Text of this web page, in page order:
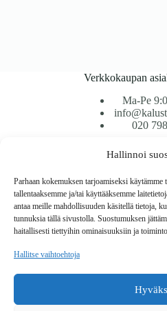
Hallinnoi
Parhaan kokemuksen tarjoamiseksi käytämme
tallentaaksemme ja/tai käyttääksemme
antaa meille mahdollisuuden käsitellä tietoja,
tunnuksia tällä sivustolla. Suostumuksen
haitallisesti tiettyihin ominaisuuksiin ja
Hallitse vaihtoehtoja
Verkkokaupan
Ma-Pe
020
Tavarantoimitus /
Vaihto ja
Copyright © 2026